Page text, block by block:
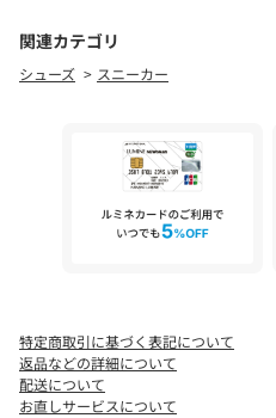
スタイリングに自然な抜け感とモ
に寄り添う一足です。
■コーディネート
光沢を抑えたしなやかなレザー
ポーティさを両立。
ドレスシューズ感覚でワイドス
まとめるのもおすすめです。
■メーカー品番：409698-01
関連カテゴリ
シューズ スニーカー
特定商取引に基づく表記について
返品などの詳細について
配送について
お直しサービスについて